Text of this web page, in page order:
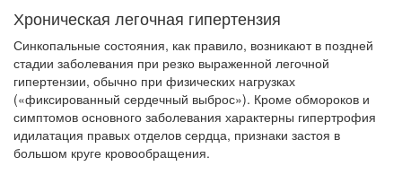
осложнений от...
Закон о праве родителей находиться с детьми в
реанимации внесен в Госдуму
Соответствующий
законопроект внесен в
Хроническая легочная гипертензия
Синкопальные состояния, как правило, возникают в поздней
стадии за­болевания при резко выраженной легочной
гипертензии, обычно при физических нагрузках
(«фиксированный сердечный выброс»). Кроме об­мороков и
симптомов основного заболевания характерны гипертрофия
идилатация правых отделов сердца, признаки застоя в
большом круге кровообращения.